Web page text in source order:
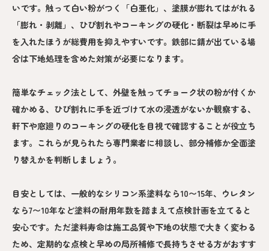
いです。触って白い粉がつく「白亜化」、塗膜が膨れてはがれる
「膨れ・剥離」、ひび割れやコーキングの硬化・断裂は早めに手
を入れたほうが総費用を抑えやすいです。鉄部に錆が出ている場
合は下地処理を含めた対策が必要になります。
簡単なチェック法として、外壁を触ってチョーク状の粉が付くか
確かめる、ひび割れに手を近づけて水の浸透がないか観察する、
軒下や窓廻りのコーキングの硬化を目視で確認することが役立ち
ます。これらが見られたら専門業者に相談し、部分補修か全面塗
り替えかを判断しましょう。
目安としては、一般的なシリコン系塗料なら10〜15年、ウレタン
なら7〜10年など塗料の耐用年数を踏まえて点検計画を立てると
安心です。ただ塗料寿命は施工品質や下地の状態で大きく変わる
ため、定期的な点検と早めの局所補修で長持ちさせる方がおすす